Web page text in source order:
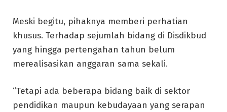
Meski begitu, pihaknya memberi perhatian
khusus. Terhadap sejumlah bidang di Disdikbud
yang hingga pertengahan tahun belum
merealisasikan anggaran sama sekali.
“Tetapi ada beberapa bidang baik di sektor
pendidikan maupun kebudayaan yang serapan